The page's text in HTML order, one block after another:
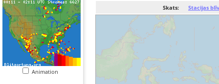
Animation
Skats: Stacijas